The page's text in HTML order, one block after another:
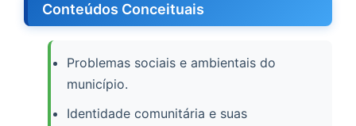
Conteúdos Conceituais
Problemas sociais e ambientais do
município.
Identidade comunitária e suas